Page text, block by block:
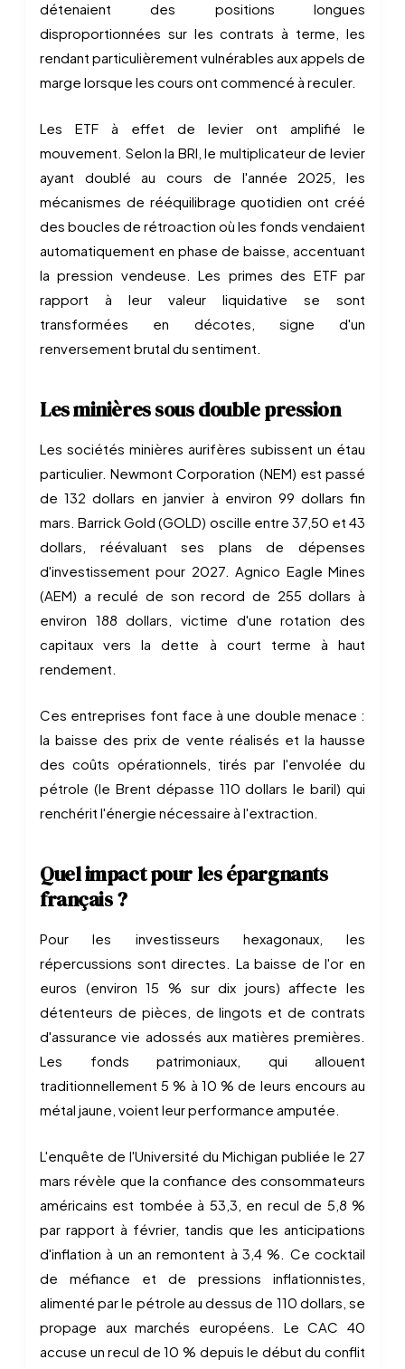
détenaient des positions longues
disproportionnées sur les contrats à terme, les
rendant particulièrement vulnérables aux appels de
marge lorsque les cours ont commencé à reculer.
Les ETF à effet de levier ont amplifié le
mouvement. Selon la BRI, le multiplicateur de levier
ayant doublé au cours de l'année 2025, les
mécanismes de rééquilibrage quotidien ont créé
des boucles de rétroaction où les fonds vendaient
automatiquement en phase de baisse, accentuant
la pression vendeuse. Les primes des ETF par
rapport à leur valeur liquidative se sont
transformées en décotes, signe d'un
renversement brutal du sentiment.
Les minières sous double pression
Les sociétés minières aurifères subissent un étau
particulier. Newmont Corporation (NEM) est passé
de 132 dollars en janvier à environ 99 dollars fin
mars. Barrick Gold (GOLD) oscille entre 37,50 et 43
dollars, réévaluant ses plans de dépenses
d'investissement pour 2027. Agnico Eagle Mines
(AEM) a reculé de son record de 255 dollars à
environ 188 dollars, victime d'une rotation des
capitaux vers la dette à court terme à haut
rendement.
Ces entreprises font face à une double menace :
la baisse des prix de vente réalisés et la hausse
des coûts opérationnels, tirés par l'envolée du
pétrole (le Brent dépasse 110 dollars le baril) qui
renchérit l'énergie nécessaire à l'extraction.
Quel impact pour les épargnants
français ?
Pour les investisseurs hexagonaux, les
répercussions sont directes. La baisse de l'or en
euros (environ 15 % sur dix jours) affecte les
détenteurs de pièces, de lingots et de contrats
d'assurance vie adossés aux matières premières.
Les fonds patrimoniaux, qui allouent
traditionnellement 5 % à 10 % de leurs encours au
métal jaune, voient leur performance amputée.
L'enquête de l'Université du Michigan publiée le 27
mars révèle que la confiance des consommateurs
américains est tombée à 53,3, en recul de 5,8 %
par rapport à février, tandis que les anticipations
d'inflation à un an remontent à 3,4 %. Ce cocktail
de méfiance et de pressions inflationnistes,
alimenté par le pétrole au dessus de 110 dollars, se
propage aux marchés européens. Le CAC 40
accuse un recul de 10 % depuis le début du conflit